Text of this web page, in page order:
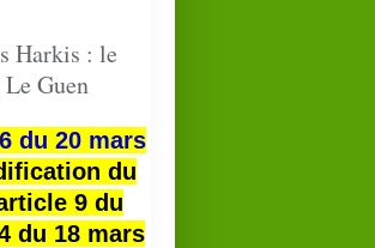
Harkis : le
Guen
du 20 mars
du
9 du
du 18 mars